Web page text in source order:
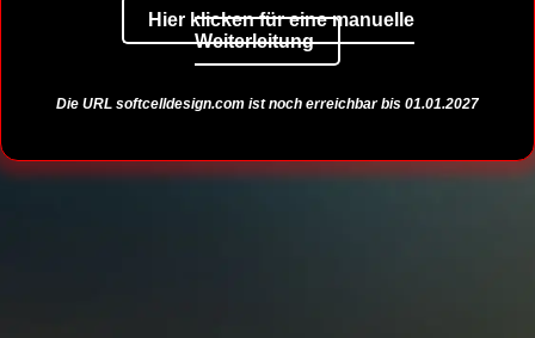
Hier klicken für eine manuelle
Weiterleitung
Die URL softcelldesign.com ist noch erreichbar bis 01.01.2027